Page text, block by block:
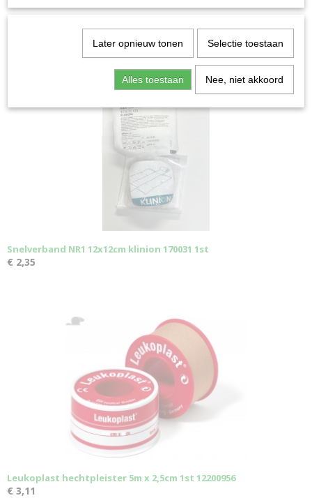
Snelverband NR1 12x12cm klinion 170031 1st
€ 2,35
Leukoplast hechtpleister 5m x 2,5cm 1st 12200956
€ 3,11
Later opnieuw tonen Selectie toestaan
Alles toestaan Nee, niet akkoord